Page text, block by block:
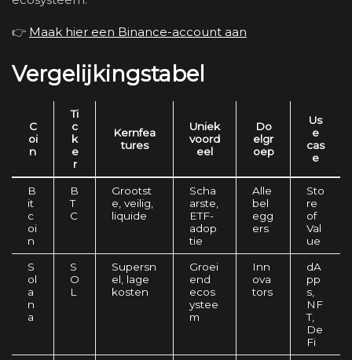
👉 Maak hier een Binance-account aan
Vergelijkingstabel
C
oi
n
Ti
c
k
e
r
Kernfea
tures
Uniek
voord
eel
Do
elgr
oep
Us
e
cas
e
B
it
c
oi
n
B
T
C
Grootst
e, veilig,
liquide
Scha
arste,
ETF-
adop
tie
Alle
bel
egg
ers
Sto
re
of
Val
ue
S
ol
a
n
a
S
O
L
Supersn
el, lage
kosten
Groei
end
ecos
ystee
m
Inn
ova
tors
dA
pp
s,
NF
T,
De
Fi